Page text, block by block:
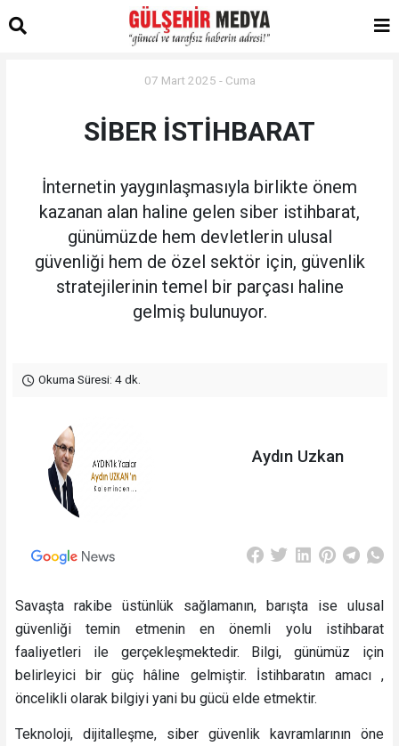
07 Mart 2025 - Cuma
SİBER İSTİHBARAT
İnternetin yaygınlaşmasıyla birlikte önem
kazanan alan haline gelen siber istihbarat,
günümüzde hem devletlerin ulusal
güvenliği hem de özel sektör için, güvenlik
stratejilerinin temel bir parçası haline
gelmiş bulunuyor.
Okuma Süresi: 4 dk.
Aydın Uzkan
Savaşta rakibe üstünlük sağlamanın, barışta ise ulusal
güvenliği temin etmenin en önemli yolu istihbarat
faaliyetleri ile gerçekleşmektedir. Bilgi, günümüz için
belirleyici bir güç hâline gelmiştir. İstihbaratın amacı ,
öncelikli olarak bilgiyi yani bu gücü elde etmektir.
Teknoloji, dijitalleşme, siber güvenlik kavramlarının öne